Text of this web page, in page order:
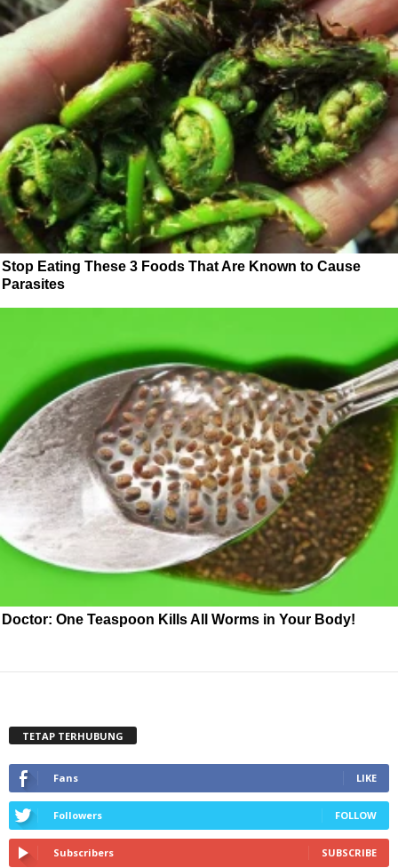
Stop Eating These 3 Foods That Are Known to Cause
Parasites
Doctor: One Teaspoon Kills All Worms in Your Body!
TETAP TERHUBUNG
Fans LIKE
Followers FOLLOW
Subscribers SUBSCRIBE